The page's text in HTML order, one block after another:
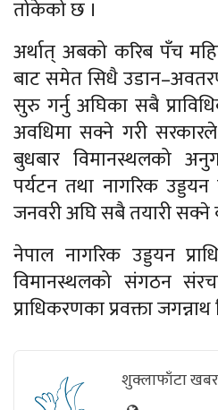
तोकेको छ ।
अर्थात् अबको करिब पँच
बाट समेत सिधै
सुरु गर्नु अघिका सबै
अवधिमा सक्ने गरी
बुधबार विमानस्थलको
पर्यटन तथा नागरिक उड्डयन
जनवरी अघि सबै तयारी सक्ने
नेपाल नागरिक उड्डयन
विमानस्थलको संगठन
प्राधिकरणका प्रवक्ता
शुक्लाफाँटा खबर